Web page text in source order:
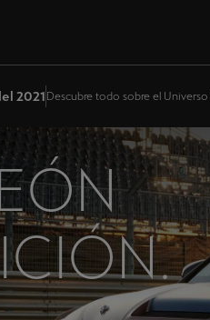
2021 Descubre todo sobre el Universo